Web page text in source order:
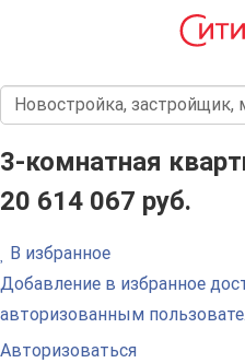
3-комнатная
20 614 067 руб.
В избранное
Добавление в избранное
авторизованным
Авторизоваться